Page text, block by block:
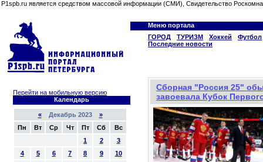
P1spb.ru является средством массовой информации (СМИ), Свидетельство
Меню портала
ГОРОД
ТУРИЗМ Хоккей
Футбол
Последние новости
Перейти на мобильную версию
Календарь
«Декабрь 2023 »
Пн
Вт Ср Чт Пт Сб
Вс
1
2
3
4
5 6 7 8 9
10
Сборная "Россия 25"
завоевала Кубок